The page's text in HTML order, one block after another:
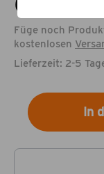
Füge noch
kostenlosen
Lieferzeit: 2-5
In